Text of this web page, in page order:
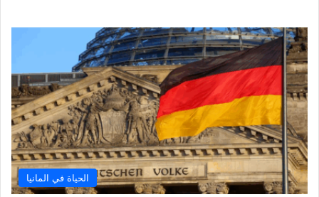
الحياة في المانيا